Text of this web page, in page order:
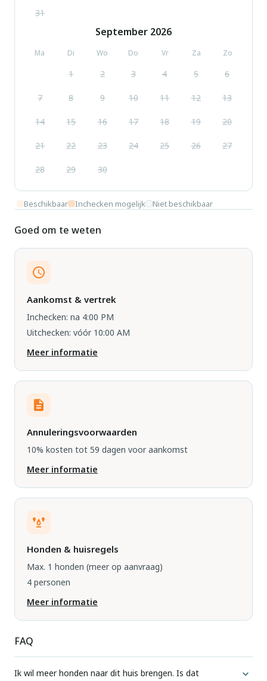
31
September 2026
Ma Di Wo Do Vr Za Zo
1 2 3 4 5 6
7 8 9 10 11 12 13
14 15 16 17 18 19 20
21 22 23 24 25 26 27
28 29 30
Beschikbaar Inchecken mogelijk Niet beschikbaar
Goed om te weten
Aankomst & vertrek
Inchecken: na 4:00 PM
Uitchecken: vóór 10:00 AM
Meer informatie
Annuleringsvoorwaarden
10% kosten tot 59 dagen voor aankomst
Meer informatie
Honden & huisregels
Max. 1 honden (meer op aanvraag)
4 personen
Meer informatie
FAQ
Ik wil meer honden naar dit huis brengen. Is dat